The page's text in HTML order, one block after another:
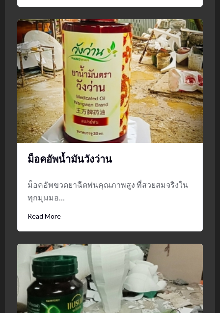
ม็อคอัพน้ำมันวังว่าน
ม็อคอัพขวดยาฉีดพ่นคุณภาพสูง ที่สวยสมจริงใน
ทุกมุมมอ…
Read More